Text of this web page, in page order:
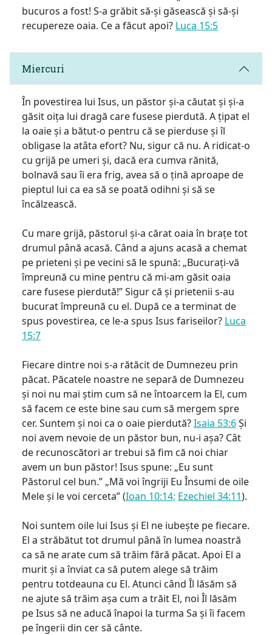
bucuros a fost! S-a grăbit să-și găsească și să-și
recupereze oaia. Ce a făcut apoi? Luca 15:5
Miercuri
În povestirea lui Isus, un păstor și-a căutat și și-a
găsit oița lui dragă care fusese pierdută. A țipat el
la oaie și a bătut-o pentru că se pierduse și îl
obligase la atâta efort? Nu, sigur că nu. A ridicat-o
cu grijă pe umeri și, dacă era cumva rănită,
bolnavă sau îi era frig, avea să o țină aproape de
pieptul lui ca ea să se poată odihni și să se
încălzească.
Cu mare grijă, păstorul și-a cărat oaia în brațe tot
drumul până acasă. Când a ajuns acasă a chemat
pe prieteni și pe vecini să le spună: „Bucurați-vă
împreună cu mine pentru că mi-am găsit oaia
care fusese pierdută!” Sigur că și prietenii s-au
bucurat împreună cu el. După ce a terminat de
spus povestirea, ce le-a spus Isus fariseilor? Luca
15:7
Fiecare dintre noi s-a rătăcit de Dumnezeu prin
păcat. Păcatele noastre ne separă de Dumnezeu
și noi nu mai știm cum să ne întoarcem la El, cum
să facem ce este bine sau cum să mergem spre
cer. Suntem și noi ca o oaie pierdută?Isaia 53:6Și
noi avem nevoie de un păstor bun, nu-i așa? Cât
de recunoscători ar trebui să fim că noi chiar
avem un bun păstor! Isus spune: „Eu sunt
Păstorul cel bun.” „Mă voi îngriji Eu Însumi de oile
Mele și le voi cerceta” (Ioan 10:14; Ezechiel 34:11).
Noi suntem oile lui Isus și El ne iubește pe fiecare.
El a străbătut tot drumul până în lumea noastră
ca să ne arate cum să trăim fără păcat. Apoi El a
murit și a înviat ca să putem alege să trăim
pentru totdeauna cu El. Atunci când Îl lăsăm să
ne ajute să trăim așa cum a trăit El, noi Îl lăsăm
pe Isus să ne aducă înapoi la turma Sa și îi facem
pe îngerii din cer să cânte.